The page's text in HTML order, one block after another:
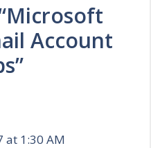
Account
at 1:30 AM